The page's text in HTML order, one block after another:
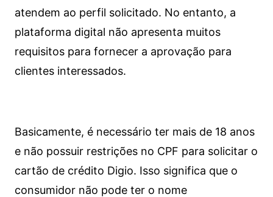
atendem ao perfil solicitado. No entanto, a
plataforma digital não apresenta muitos
requisitos para fornecer a aprovação para
clientes interessados.
Basicamente, é necessário ter mais de 18 anos
e não possuir restrições no CPF para solicitar o
cartão de crédito Digio. Isso significa que o
consumidor não pode ter o nome